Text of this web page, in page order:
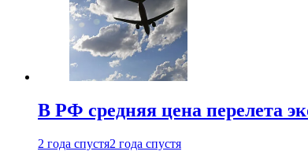
В РФ средняя цена перелета
2 года спустя2 года спустя